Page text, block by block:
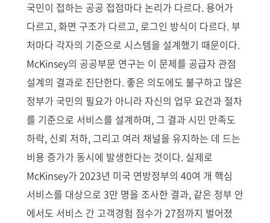
국민이 접하는 공공 접점마다 논리가 다르다. 용어가
다르고, 화면 구조가 다르고, 로그인 방식이 다르다. 부
처마다 각자의 기준으로 시스템을 설계했기 때문이다.
McKinsey의 공공부문 연구는 이 문제를 공급자 관점
설계의 결과로 진단한다. 좋은 의도에도 불구하고 많은
정부가 국민의 필요가 아니라 자신의 업무 요건과 절차
를 기준으로 서비스를 설계하며, 그 결과 시민 만족도
하락, 신뢰 저하, 그리고 여러 채널을 유지하는 데 드는
비용 증가가 동시에 발생한다는 것이다. 실제로
McKinsey가 2023년 미국 연방정부의 40여 개 핵심
서비스를 대상으로 3만 명을 조사한 결과, 같은 정부 안
에서도 서비스 간 고객경험 점수가 27점까지 벌어졌